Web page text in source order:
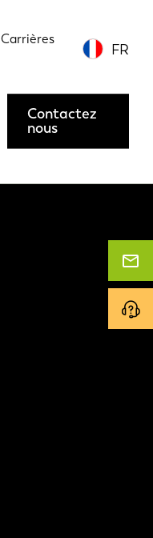
Carrières
FR
Contactez
nous